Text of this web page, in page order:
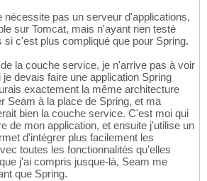
nécessite pas un serveur d'applications,
sur Tomcat, mais n'ayant rien testé
si c'est plus compliqué que pour Spring.
la couche service, je n'arrive pas à voir
devais faire une application Spring
exactement la même architecture
Seam à la place de Spring, et ma
bien la couche service. C'est moi qui
de mon application, et ensuite j'utilise un
d'intégrer plus facilement les
toutes les fonctionnalités qu'elles
j'ai compris jusque-là, Seam me
que Spring.